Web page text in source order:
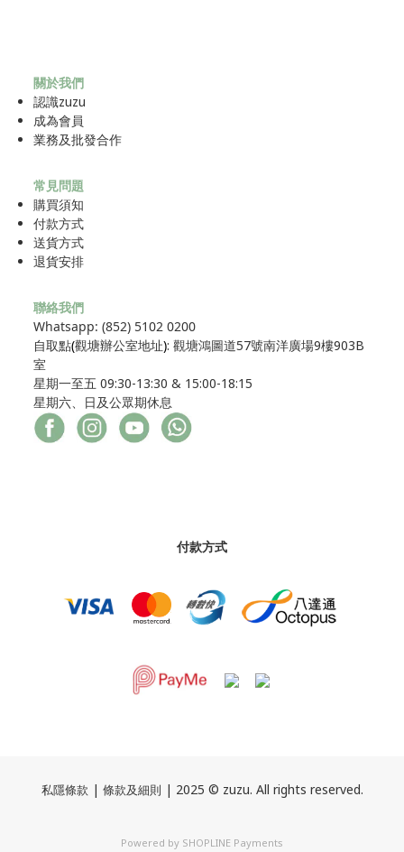
關於我們
認識zuzu
成為會員
業務及批發合作
常見問題
購買須知
付款方式
送貨方式
退貨安排
聯絡我們
Whatsapp: (852) 5102 0200
自取點(觀塘辦公室地址): 觀塘鴻圖道57號南洋廣場9樓903B
室
星期一至五 09:30-13:30 & 15:00-18:15
星期六、日及公眾期休息
付款方式
私隱條款 | 條款及細則 | 2025 © zuzu. All rights reserved.
Powered by SHOPLINE Payments